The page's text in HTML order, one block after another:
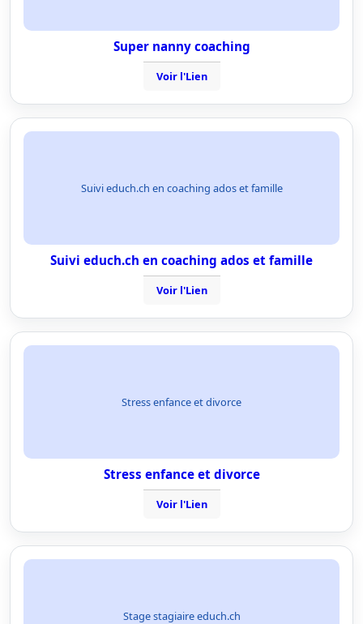
Super nanny coaching
Voir l'Lien
Suivi educh.ch en coaching ados et famille
Suivi educh.ch en coaching ados et famille
Voir l'Lien
Stress enfance et divorce
Stress enfance et divorce
Voir l'Lien
Stage stagiaire educh.ch